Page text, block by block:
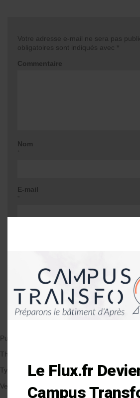
Votre adresse e-mail ne sera pas
obligatoires sont indiqués avec *
Commentaire
Nom
E-mail
Me prévenir lors d'une réponse
commentaire
Publié le 10/07/2017
Thématique
Types de Bâtiment
Veille et solutions
Le Flux.fr
Campus